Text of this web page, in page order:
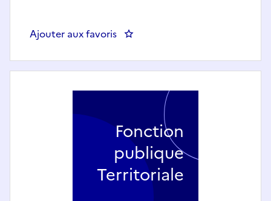
Ajouter aux favoris : BRANCARDIER 1C/33
Fonction
publique
Territoriale